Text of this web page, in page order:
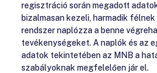
regisztráció során megadott
bizalmasan kezeli, harmadik félnek
rendszer naplózza a benne
tevékenységeket. A naplók és az
adatok tekintetében az MNB a
szabályoknak megfelelően jár el.